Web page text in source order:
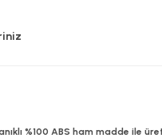
%100 ABS ham madde ile